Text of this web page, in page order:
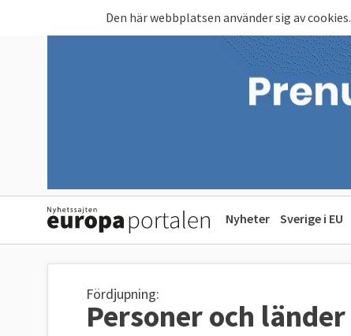
Den här webbplatsen använder sig av cookies.
Nyheter Sverige i EU
Fördjupning:
Personer och länder